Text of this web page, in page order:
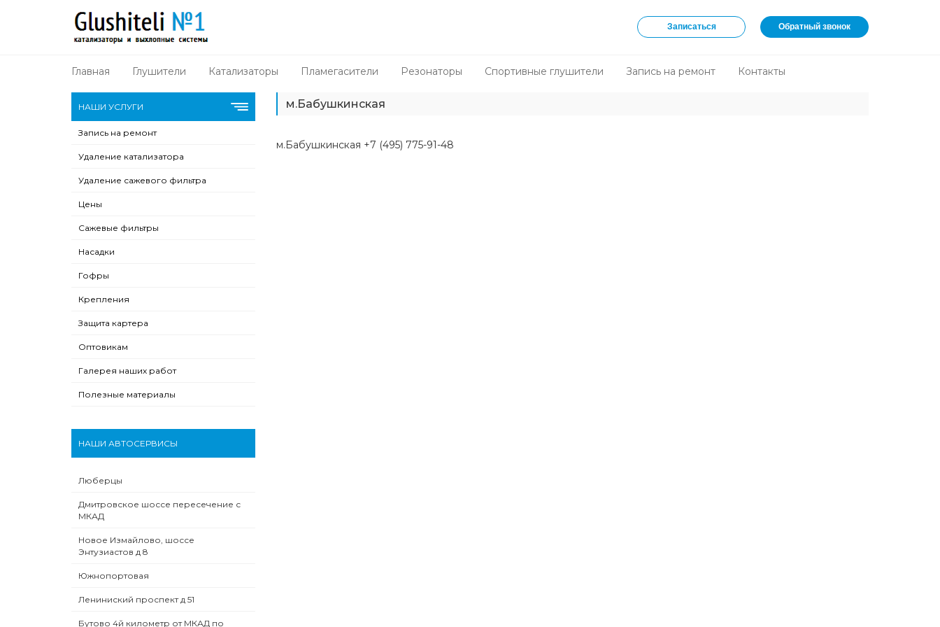
Записаться Обратный звонок
Главная Глушители Катализаторы Пламегасители Резонаторы Спортивные глушители Запись на ремонт Контакты
НАШИ УСЛУГИ
Запись на ремонт
Удаление катализатора
Удаление сажевого фильтра
Цены
Сажевые фильтры
Насадки
Гофры
Крепления
Защита картера
Оптовикам
Галерея наших работ
Полезные материалы
НАШИ АВТОСЕРВИСЫ
Люберцы
Дмитровское шоссе пересечение с
МКАД
Новое Измайлово, шоссе
Энтузиастов д 8
Южнопортовая
Лениниский проспект д 51
Бутово 4й километр от МКАД по
м.Бабушкинская
м.Бабушкинская +7 (495) 775-91-48